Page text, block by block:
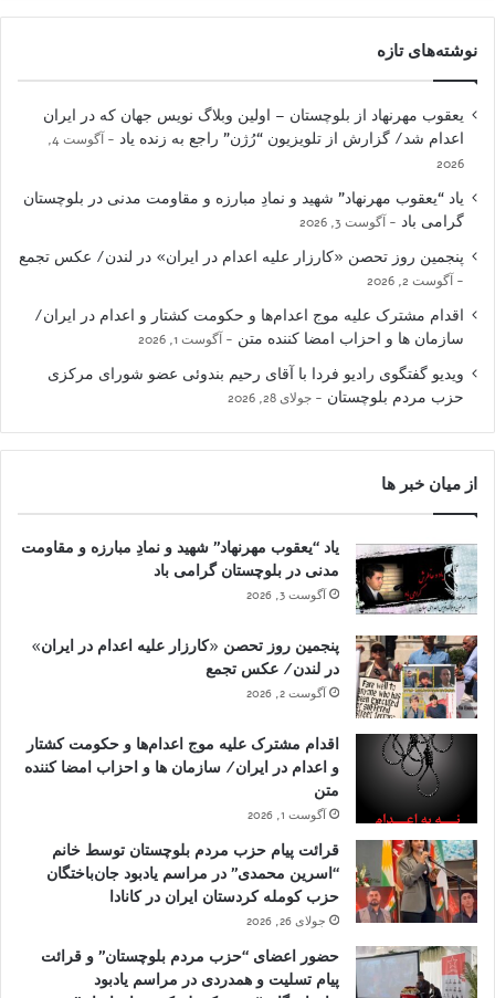
نوشته‌های تازه
یعقوب مهرنهاد از بلوچستان – اولین وبلاگ نویس جهان که در ایران
اعدام شد/ گزارش از تلویزیون “رُژن” راجع به زنده یاد
آگوست 4,
2026
یاد “یعقوب مهرنهاد” شهید و نمادِ مبارزه و مقاومت مدنی در بلوچستان
گرامی باد
آگوست 3, 2026
پنجمین روز تحصن «کارزار علیه اعدام در ایران» در لندن/ عکس تجمع
آگوست 2, 2026
اقدام مشترک علیه موج اعدام‌ها و حکومت کشتار و اعدام در ایران/
سازمان ها و احزاب امضا کننده متن
آگوست 1, 2026
ویدیو گفتگوی رادیو فردا با آقای رحیم بندوئی عضو شورای مرکزی
حزب مردم بلوچستان
جولای 28, 2026
از میان خبر ها
یاد “یعقوب مهرنهاد” شهید و نمادِ مبارزه و مقاومت
مدنی در بلوچستان گرامی باد
آگوست 3, 2026
پنجمین روز تحصن «کارزار علیه اعدام در ایران»
در لندن/ عکس تجمع
آگوست 2, 2026
اقدام مشترک علیه موج اعدام‌ها و حکومت کشتار
و اعدام در ایران/ سازمان ها و احزاب امضا کننده
متن
آگوست 1, 2026
قرائت پیام حزب مردم بلوچستان توسط خانم
“اسرین محمدی” در مراسم یادبود جان‌باختگان
حزب کومله کردستان ایران در کانادا
جولای 26, 2026
حضور اعضای “حزب مردم بلوچستان” و قرائت
پیام تسلیت و همدردی در مراسم یادبود